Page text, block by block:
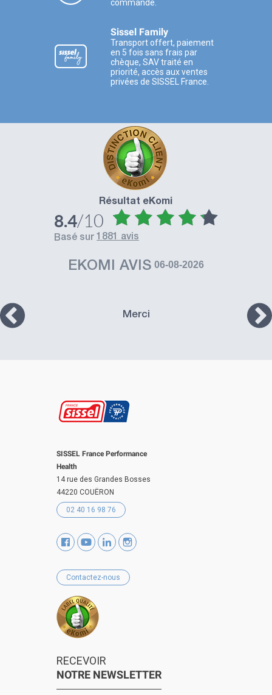
commande.
Sissel Family
Transport offert, paiement
en 5 fois sans frais par
chèque, SAV traité en
priorité, accès aux ventes
privées de SISSEL France.
Résultat eKomi
8.4/10
basé sur 1881 avis
EKOMI AVIS 06-08-2026
Merci
SISSEL France Performance
Health
14 rue des Grandes Bosses
44220 COUËRON
02 40 16 98 76
Contactez-nous
RECEVOIR
NOTRE NEWSLETTER